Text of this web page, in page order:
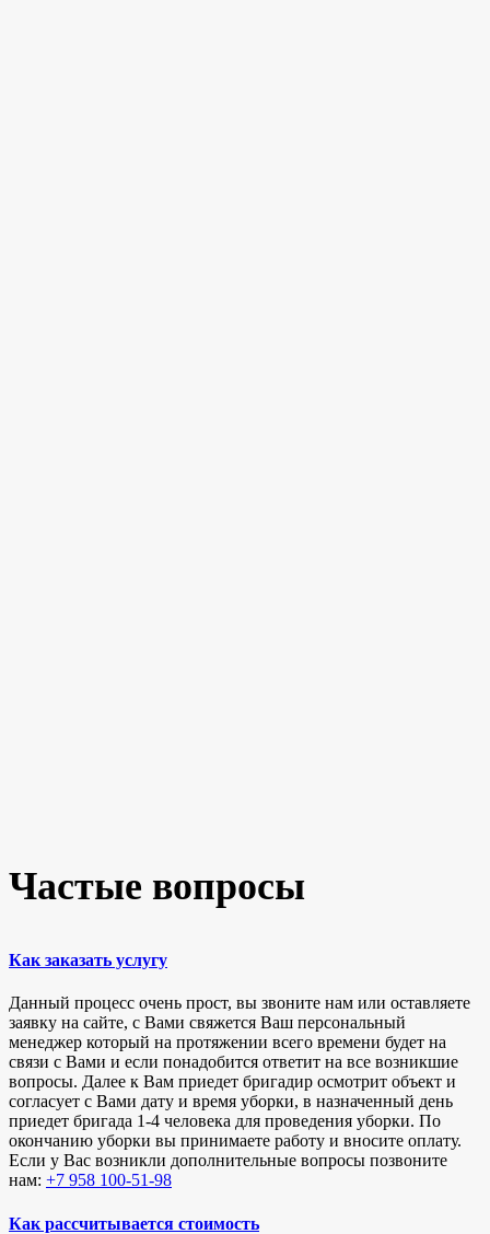
Частые вопросы
Как заказать услугу
Данный процесс очень прост, вы звоните нам или оставляете
заявку на сайте, с Вами свяжется Ваш персональный
менеджер который на протяжении всего времени будет на
связи с Вами и если понадобится ответит на все возникшие
вопросы. Далее к Вам приедет бригадир осмотрит объект и
согласует с Вами дату и время уборки, в назначенный день
приедет бригада 1-4 человека для проведения уборки. По
окончанию уборки вы принимаете работу и вносите оплату.
Если у Вас возникли дополнительные вопросы позвоните
нам: +7 958 100-51-98
Как рассчитывается стоимость